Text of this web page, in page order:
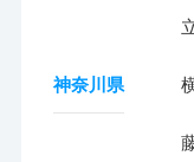
神奈川県